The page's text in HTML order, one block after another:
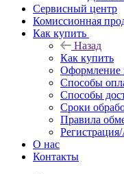
Сервисный центр
Комиссионная
Как купить
Назад
Как купить
Оформление
Способы
Способы
Сроки
Правила
О нас
Контакты